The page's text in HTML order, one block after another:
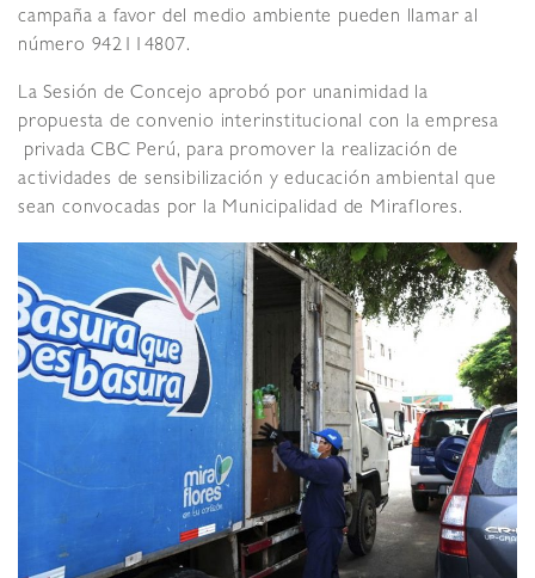
campaña a favor del medio ambiente pueden llamar al
número 942114807.
La Sesión de Concejo aprobó por unanimidad la
propuesta de convenio interinstitucional con la empresa
privada CBC Perú, para promover la realización de
actividades de sensibilización y educación ambiental que
sean convocadas por la Municipalidad de Miraflores.